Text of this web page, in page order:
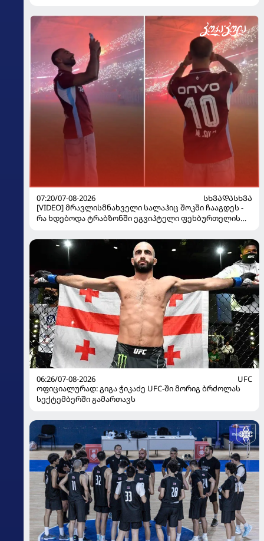
07:20/07-08-2026
ᲡᲮᲕᲐᲓᲐᲡᲮᲕᲐ
[VIDEO] მრავლისმნახველი სალაჰიც შოკში ჩააგდეს -
რა ხდებოდა ტრაბზონში ეგვიპტელი ფეხბურთელის
06:26/07-08-2026
UFC
ოფიციალურად: გიგა ჭიკაძე UFC-ში მორიგ ბრძოლას
სექტემბერში გამართავს